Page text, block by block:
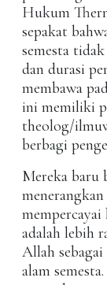
Hukum
sepakat
semesta
dan durasi
membawa
ini memiliki
theolog/
berbagi
Mereka baru
mempercayai
adalah lebih
Allah
alam